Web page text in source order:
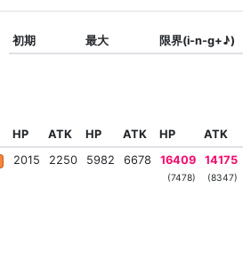
初期 最大 限界(i-n-g+♪)
HP ATK HP ATK HP ATK
2015 2250 5982 6678 16409
(7478)
14175
(8347)